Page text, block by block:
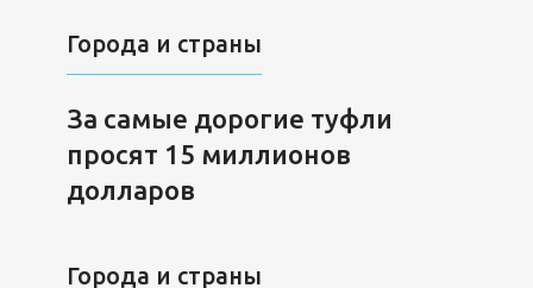
Города и страны
За самые дорогие туфли
просят 15 миллионов
долларов
Города и страны